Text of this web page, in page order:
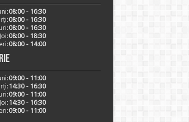
08:00 - 16:30
08:00 - 16:30
08:00 - 16:30
Joi:08:00 - 18:30
08:00 - 14:00
09:00 - 11:00
14:30 - 16:30
09:00 - 11:00
Joi:14:30 - 16:30
09:00 - 11:00